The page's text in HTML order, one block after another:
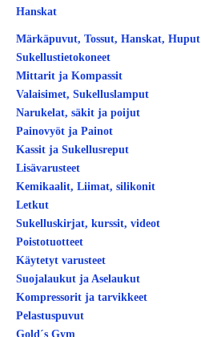
Hanskat
Märkäpuvut, Tossut, Hanskat, Huput
Sukellustietokoneet
Mittarit ja Kompassit
Valaisimet, Sukelluslamput
Narukelat, säkit ja poijut
Painovyöt ja Painot
Kassit ja Sukellusreput
Lisävarusteet
Kemikaalit, Liimat, silikonit
Letkut
Sukelluskirjat, kurssit, videot
Poistotuotteet
Käytetyt varusteet
Suojalaukut ja Aselaukut
Kompressorit ja tarvikkeet
Pelastuspuvut
Gold´s Gym